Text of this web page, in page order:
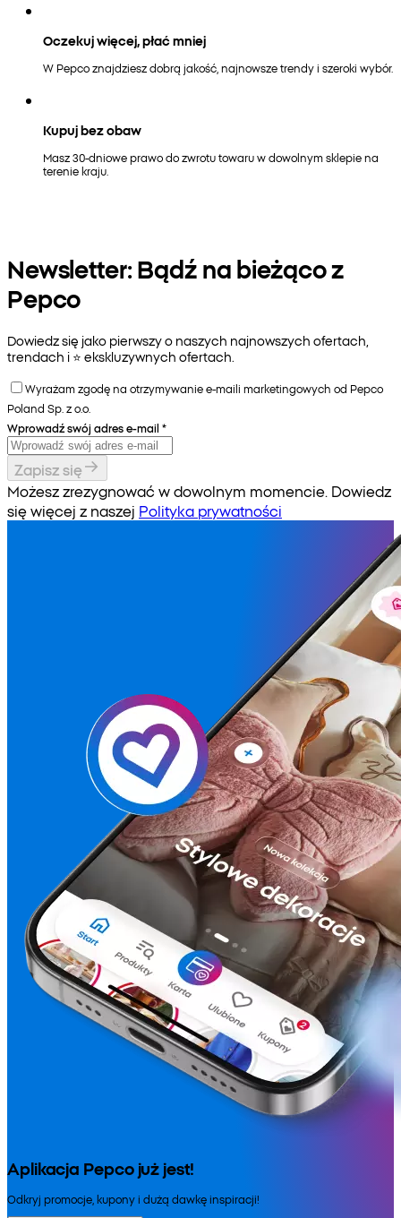
Oczekuj więcej, płać mniej
W Pepco znajdziesz dobrą jakość, najnowsze trendy i szeroki wybór.
Kupuj bez obaw
Masz 30-dniowe prawo do zwrotu towaru w dowolnym sklepie na
terenie kraju.
Newsletter: Bądź na bieżąco z
Pepco
Dowiedz się jako pierwszy o naszych najnowszych ofertach,
trendach i ⭐️ ekskluzywnych ofertach.
Wyrażam zgodę na otrzymywanie e-maili marketingowych od Pepco
Poland Sp. z o.o.
Wprowadź swój adres e-mail *
Zapisz się
Możesz zrezygnować w dowolnym momencie. Dowiedz
się więcej z naszej Polityka prywatności
Aplikacja Pepco już jest!
Odkryj promocje, kupony i dużą dawkę inspiracji!